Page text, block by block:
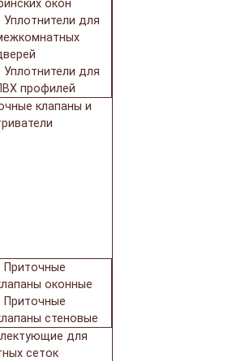
окон
Уплотнители для
Уплотнители для
профилей
клапаны и
Приточные
оконные
Приточные
стеновые
для
сеток